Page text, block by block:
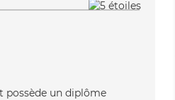
possède un diplôme